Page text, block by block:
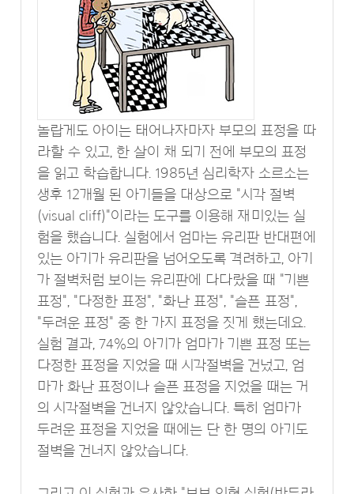
놀랍게도 아이는 태어나자마자 부모의 표정을 따
라할 수 있고, 한 살이 채 되기 전에 부모의 표정
을 읽고 학습합니다. 1985년 심리학자 소르소는
생후 12개월 된 아기들을 대상으로 "시각 절벽
(visual cliff)"이라는 도구를 이용해 재미있는 실
험을 했습니다. 실험에서 엄마는 유리판 반대편에
있는 아기가 유리판을 넘어오도록 격려하고, 아기
가 절벽처럼 보이는 유리판에 다다랐을 때 "기쁜
표정", "다정한 표정", "화난 표정", "슬픈 표정",
"두려운 표정" 중 한 가지 표정을 짓게 했는데요.
실험 결과, 74%의 아기가 엄마가 기쁜 표정 또는
다정한 표정을 지었을 때 시각절벽을 건넜고, 엄
마가 화난 표정이나 슬픈 표정을 지었을 때는 거
의 시각절벽을 건너지 않았습니다. 특히 엄마가
두려운 표정을 지었을 때에는 단 한 명의 아기도
절벽을 건너지 않았습니다.